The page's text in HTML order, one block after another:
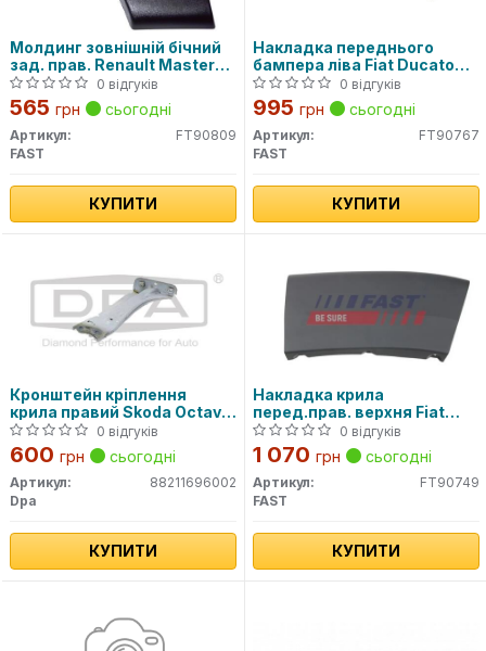
Молдинг зовнішній бічний
зад. прав. Renault Master
(10-) (FT90809) Fast
0 відгуків
565 грн сьогодні
Артикул:
FT90809
FAST
КУПИТИ
Накладка переднього
бампера ліва Fiat Ducato
06-нв., CITROEN JUMPER
06-нв., PEUGEOT BOXER
06-нв...
0 відгуків
995 грн сьогодні
Артикул:
FT90767
FAST
КУПИТИ
Кронштейн кріплення
крила правий Skoda Octavia
(13-17) (88211696002) DPA
0 відгуків
600 грн сьогодні
Артикул:
88211696002
Dpa
КУПИТИ
Накладка крила
перед.прав. верхня Fiat
Ducato (06-)(14-) GREY
(FT90749) Fast
0 відгуків
1 070 грн сьогодні
Артикул:
FT90749
FAST
КУПИТИ